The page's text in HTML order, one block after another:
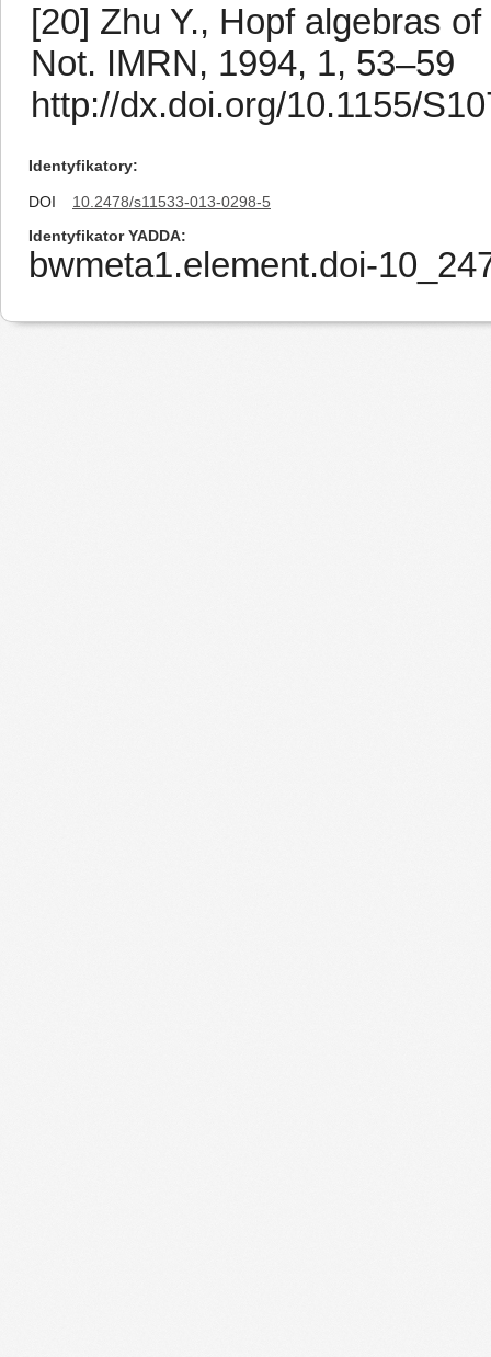
[20] Zhu Y., Hopf algebras
Not. IMRN, 1994, 1, 53–59
http://dx.doi.org/10.1155/
Identyfikatory
DOI
10.2478/s11533-013-0298-5
Identyfikator YADDA
bwmeta1.element.doi-